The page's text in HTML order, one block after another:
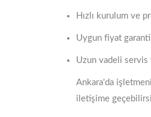
Hızlı kurulum ve
Uygun fiyat
Uzun vadeli servis
Ankara'da
iletişime